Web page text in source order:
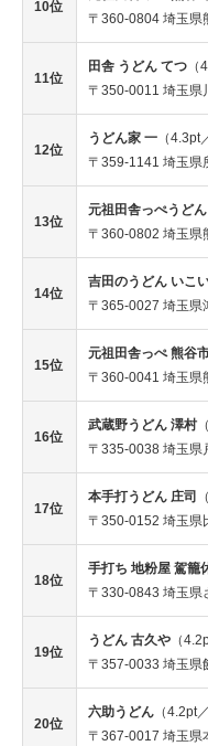
10位
〒360-0804 埼玉県
11位
田舎 うどん てつ
〒350-0011 埼玉県
12位
うどん家 一 （4.3pt
〒359-1141 埼玉県
13位
元祖田舎っぺうど
〒360-0802 埼玉県
14位
吉田のうどん いこ
〒365-0027 埼玉県
15位
元祖田舎っぺ 熊谷
〒360-0041 埼玉県
16位
武蔵野うどん 澤村
〒335-0038 埼玉県
17位
本手打うどん 庄司
〒350-0152 埼玉県
18位
手打ち 地粉屋 駕籠
〒330-0843 埼玉県
19位
うどん 古久や （
〒357-0033 埼玉県
20位
六助うどん （4.2pt
〒367-0017 埼玉県